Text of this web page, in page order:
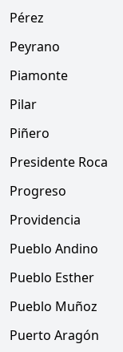
Pérez
Peyrano
Piamonte
Pilar
Piñero
Presidente Roca
Progreso
Providencia
Pueblo Andino
Pueblo Esther
Pueblo Muñoz
Puerto Aragón